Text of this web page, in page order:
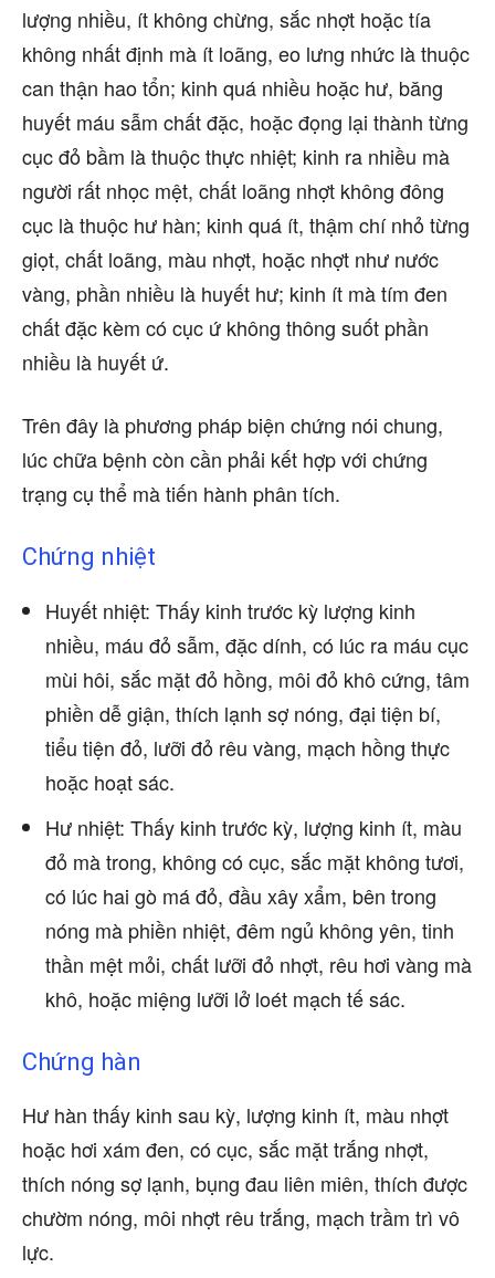
lượng nhiều, ít không chừng, sắc nhợt hoặc tía
không nhất định mà ít loãng, eo lưng nhức là thuộc
can thận hao tổn; kinh quá nhiều hoặc hư, băng
huyết máu sẫm chất đặc, hoặc đọng lại thành từng
cục đỏ bầm là thuộc thực nhiệt; kinh ra nhiều mà
người rất nhọc mệt, chất loãng nhợt không đông
cục là thuộc hư hàn; kinh quá ít, thậm chí nhỏ từng
giọt, chất loãng, màu nhợt, hoặc nhợt như nước
vàng, phần nhiều là huyết hư; kinh ít mà tím đen
chất đặc kèm có cục ứ không thông suốt phần
nhiều là huyết ứ.
Trên đây là phương pháp biện chứng nói chung,
lúc chữa bệnh còn cần phải kết hợp với chứng
trạng cụ thể mà tiến hành phân tích.
Chứng nhiệt
Huyết nhiệt: Thấy kinh trước kỳ lượng kinh
nhiều, máu đỏ sẫm, đặc dính, có lúc ra máu cục
mùi hôi, sắc mặt đỏ hồng, môi đỏ khô cứng, tâm
phiền dễ giận, thích lạnh sợ nóng, đại tiện bí,
tiểu tiện đỏ, lưỡi đỏ rêu vàng, mạch hồng thực
hoặc hoạt sác.
Hư nhiệt: Thấy kinh trước kỳ, lượng kinh ít, màu
đỏ mà trong, không có cục, sắc mặt không tươi,
có lúc hai gò má đỏ, đầu xây xẩm, bên trong
nóng mà phiền nhiệt, đêm ngủ không yên, tinh
thần mệt mỏi, chất lưỡi đỏ nhợt, rêu hơi vàng mà
khô, hoặc miệng lưỡi lở loét mạch tế sác.
Chứng hàn
Hư hàn thấy kinh sau kỳ, lượng kinh ít, màu nhợt
hoặc hơi xám đen, có cục, sắc mặt trắng nhợt,
thích nóng sợ lạnh, bụng đau liên miên, thích được
chườm nóng, môi nhợt rêu trắng, mạch trầm trì vô
lực.